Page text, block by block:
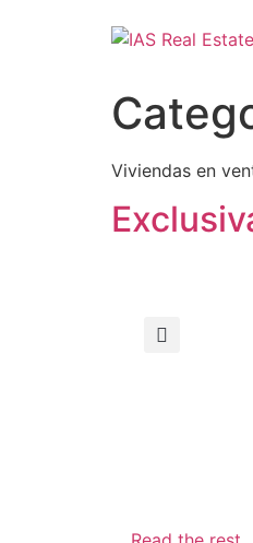
Viviendas en